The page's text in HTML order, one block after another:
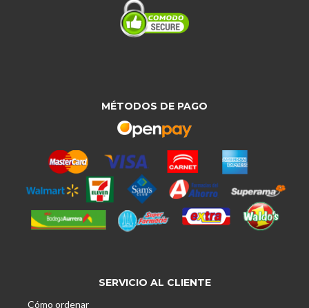
MÉTODOS DE PAGO
SERVICIO AL CLIENTE
Cómo ordenar